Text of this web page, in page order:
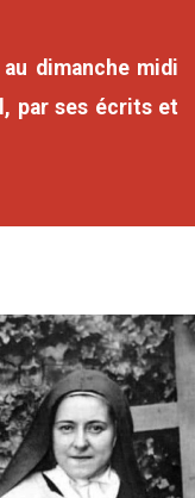
dimanche midi
par ses écrits et